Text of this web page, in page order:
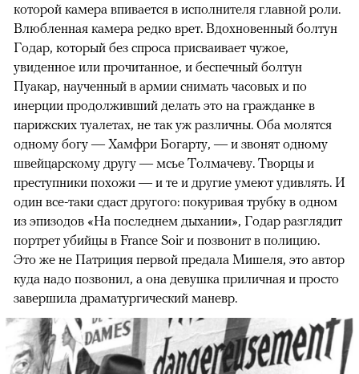
которой камера впивается в исполнителя главной роли.
Влюбленная камера редко врет. Вдохновенный болтун
Годар, который без спроса присваивает чужое,
увиденное или прочитанное, и беспечный болтун
Пуакар, наученный в армии снимать часовых и по
инерции продолживший делать это на гражданке в
парижских туалетах, не так уж различны. Оба молятся
одному богу — Хамфри Богарту, — и звонят одному
швейцарскому другу — мсье Толмачеву. Творцы и
преступники похожи — и те и другие умеют удивлять. И
один все-таки сдаст другого: покуривая трубку в одном
из эпизодов «На последнем дыхании», Годар разглядит
портрет убийцы в France Soir и позвонит в полицию.
Это же не Патриция первой предала Мишеля, это автор
куда надо позвонил, а она девушка приличная и просто
завершила драматургический маневр.